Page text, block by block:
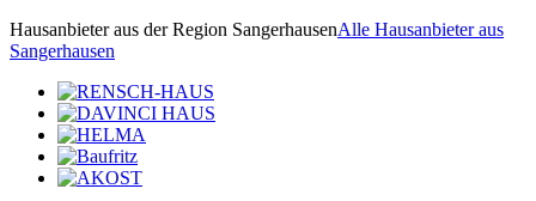
Hausanbieter aus der Region SangerhausenAlle Hausanbieter aus
Sangerhausen